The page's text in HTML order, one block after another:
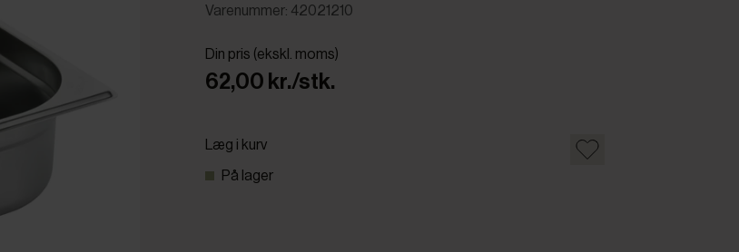
Varenummer: 42021210
Din pris (ekskl. moms)
62,00 kr./stk.
Læg i kurv
På lager